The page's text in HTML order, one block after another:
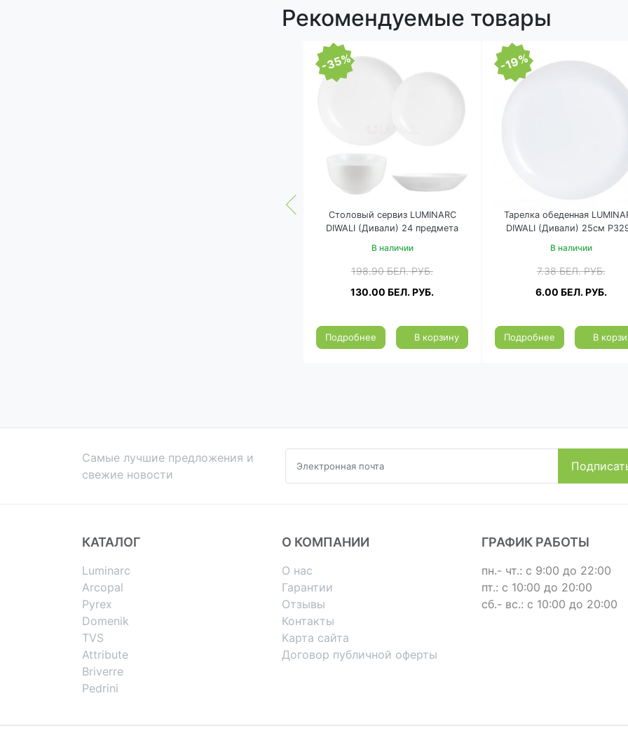
Рекомендуемые товары
-35%
Столовый сервиз LUMINARC
DIWALI (Дивали) 24 предмета
В наличии
198.90БЕЛ. РУБ.
130.00 БЕЛ. РУБ.
Подробнее В корзину
-19%
Тарелка обеденная
DIWALI (Дивали) 25см
В наличии
7.38БЕЛ. РУБ.
6.00 БЕЛ. РУБ.
Подробнее В
Самые лучшие предложения и
свежие новости
КАТАЛОГ
Luminarc
Arcopal
Pyrex
Domenik
TVS
Attribute
Briverre
Pedrini
О КОМПАНИИ
О нас
Гарантии
Отзывы
Контакты
Карта сайта
Договор публичной оферты
ГРАФИК РАБОТЫ
пн.- чт.: с 9:00 до 22:00
пт.: с 10:00 до 20:00
сб.- вс.: с 10:00 до 20:00